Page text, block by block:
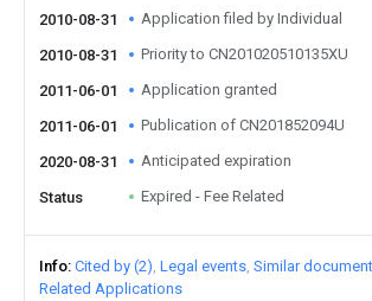
2010-08-31 Application filed by Individual
2010-08-31 Priority to CN201020510135XU
2011-06-01 Application granted
2011-06-01 Publication of CN201852094U
2020-08-31 Anticipated expiration
Status Expired - Fee Related
Info Cited by (2) Legal events Similar
Related Applications